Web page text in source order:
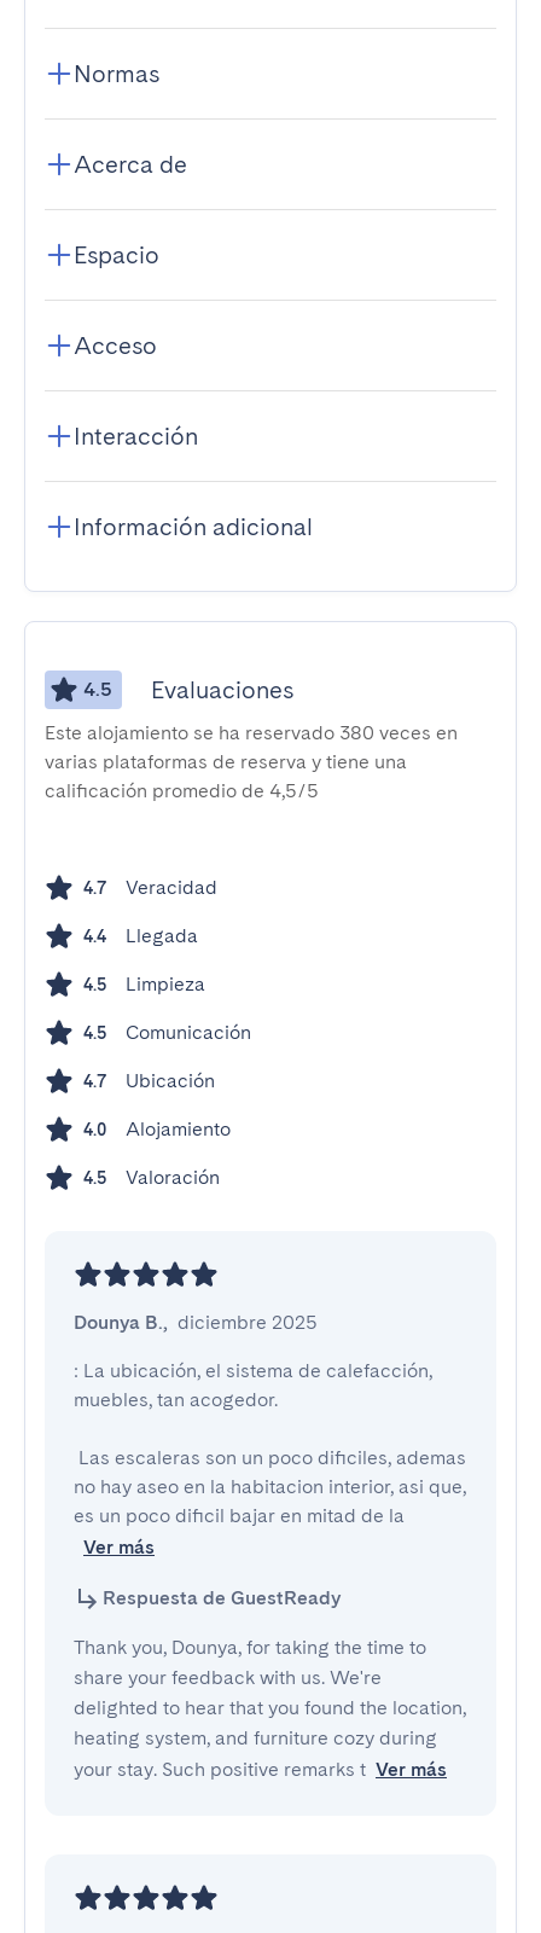
Normas
Acerca de
Espacio
Acceso
Interacción
Información adicional
4.5 Evaluaciones
Este alojamiento se ha reservado 380 veces en
varias plataformas de reserva y tiene una
calificación promedio de 4,5/5
4.7 Veracidad
4.4 Llegada
4.5 Limpieza
4.5 Comunicación
4.7 Ubicación
4.0 Alojamiento
4.5 Valoración
Dounya B., diciembre 2025
: La ubicación, el sistema de calefacción,
muebles, tan acogedor.
no hay aseo en la habitacion interior, asi que,
es un poco dificil bajar en mitad de la
Ver más
Respuesta de GuestReady
Thank you, Dounya, for taking the time to
share your feedback with us. We're
delighted to hear that you found the location,
heating system, and furniture cozy during
your stay. Such positive remarks t Ver más